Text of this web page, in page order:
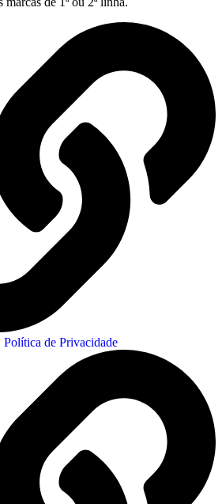
Política de Privacidade